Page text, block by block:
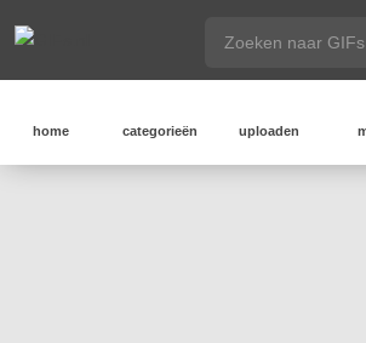
home categorieën uploaden